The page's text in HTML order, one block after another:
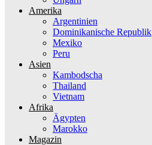
Amerika
Argentinien
Dominikanische Republik
Mexiko
Peru
Asien
Kambodscha
Thailand
Vietnam
Afrika
Ägypten
Marokko
Magazin